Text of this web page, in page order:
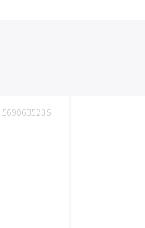
569063523S